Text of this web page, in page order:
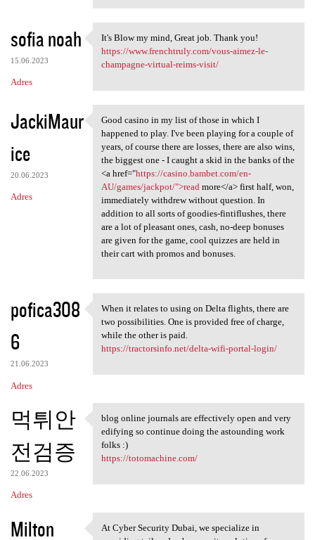
sofia noah
15.06.2023
Adres
It's Blow my mind, Great job
It's Blow my mind, Great job. Thank you!
https://www.frenchtruly.com/vous-aimez-le-
champagne-virtual-reims-visit/
JackiMaur
ice
20.06.2023
Adres
Good casino in my list of
Good casino in my list of those in which I
happened to play. I've been playing for a couple of
years, of course there are losses, there are also wins,
the biggest one - I caught a skid in the banks of the
<a href="https://casino.bambet.com/en-
AU/games/jackpot/">read more</a> first half, won,
immediately withdrew without question. In
addition to all sorts of goodies-fintiflushes, there
are a lot of pleasant ones, cash, no-deep bonuses
are given for the game, cool quizzes are held in
their cart with promos and bonuses.
pofica308
6
21.06.2023
Adres
When it relates to using on
When it relates to using on Delta flights, there are
two possibilities. One is provided free of charge,
while the other is paid.
https://tractorsinfo.net/delta-wifi-portal-login/
먹튀안
전검증
22.06.2023
Adres
blog online journals are
blog online journals are effectively open and very
edifying so continue doing the astounding work
folks :)
https://totomachine.com/
Milton
At Cyber Security Dubai, we specialize in